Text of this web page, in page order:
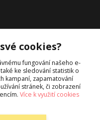
cookies?
fungování našeho e-
ke sledování statistik o
kampaní, zapamatování
stránek, či zobrazení
Více k využití cookies